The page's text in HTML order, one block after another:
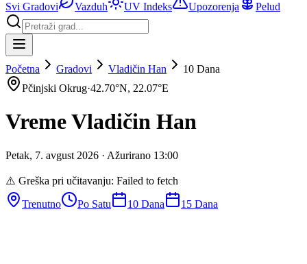
Svi Gradovi Vazduh UV Indeks Upozorenja Pelud
Početna Gradovi Vladičin Han
10 Dana
Pčinjski Okrug·42.70°N, 22.07°E
VremeVladičin Han
Petak, 7. avgust 2026 · Ažurirano 13:00
⚠️ Greška pri učitavanju: Failed to fetch
Trenutno
Po Satu 10 Dana 15 Dana